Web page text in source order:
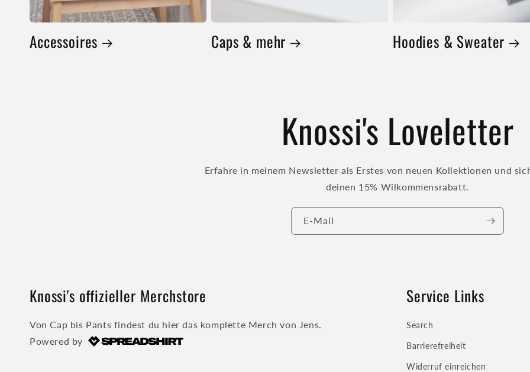
Accessoires Caps & mehr Hoodies & Sweater
Knossi's Loveletter
Erfahre in meinem Newsletter als Erstes von neuen Kollektionen und
deinen 15% Wilkommensrabatt.
E-Mail
Knossi's offizieller Merchstore
Von Cap bis Pants findest du hier das komplette Merch von Jens.
Powered by
Service Links
Search
Barrierefreiheit
Widerruf einreichen